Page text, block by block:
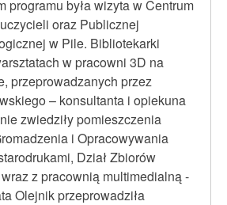
programu była wizyta w Centrum
oraz Publicznej
w Pile. Bibliotekarki
w pracowni 3D na
przeprowadzanych przez
– konsultanta i opiekuna
zwiedziły pomieszczenia
i Opracowywania
Dział Zbiorów
z pracownią multimedialną -
Olejnik przeprowadziła